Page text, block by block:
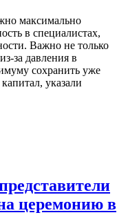
максимально
в специалистах,
Важно не только
за давления в
сохранить уже
указали
церемонию в